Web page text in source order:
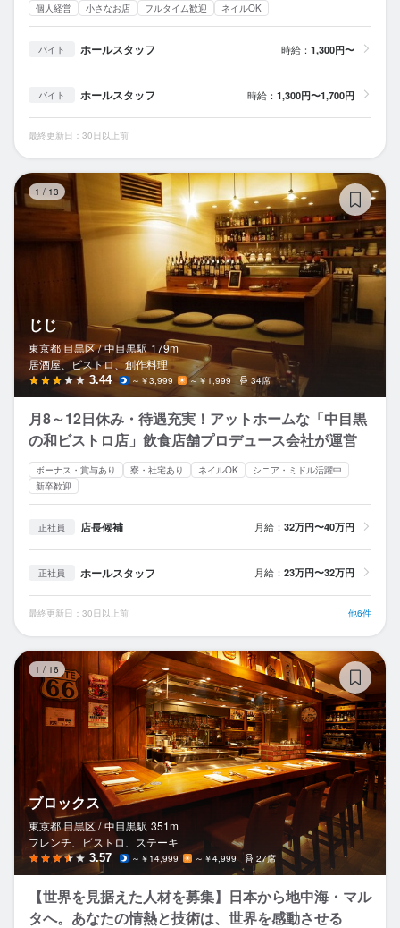
個人経営 小さなお店 フルタイム歓迎 ネイルOK
バイト ホールスタッフ 時給： 1,300円〜
バイト ホールスタッフ 時給： 1,300円〜1,700円
最終更新日：30日以上前
1 / 13
じじ
東京都 目黒区 / 中目黒駅 179m
居酒屋、ビストロ、創作料理
3.44 ～￥3,999 ～￥1,999 34席
月8～12日休み・待遇充実！アットホームな「中目黒
の和ビストロ店」飲食店舗プロデュース会社が運営
ボーナス・賞与あり 寮・社宅あり ネイルOK
シニア・ミドル活躍中
新卒歓迎
正社員 店長候補 月給： 32万円〜40万円
正社員 ホールスタッフ 月給： 23万円〜32万円
最終更新日：30日以上前 他6件
1 / 16
ブロックス
東京都 目黒区 / 中目黒駅 351m
フレンチ、ビストロ、ステーキ
3.57 ～￥14,999 ～￥4,999 27席
【世界を見据えた人材を募集】日本から地中海・マル
タへ。あなたの情熱と技術は、世界を感動させる